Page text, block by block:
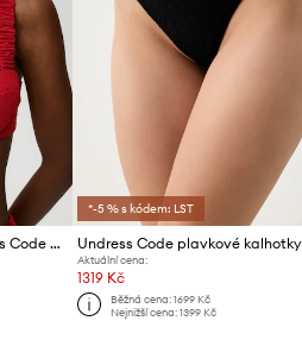
Plavková podprsenka Undress Code Capri Sun Bikini Top
*-5 % s kódem: LST
Aktuální cena:
1319 Kč
Běžná cena: 1699 Kč
Nejnižší cena: 1399 Kč